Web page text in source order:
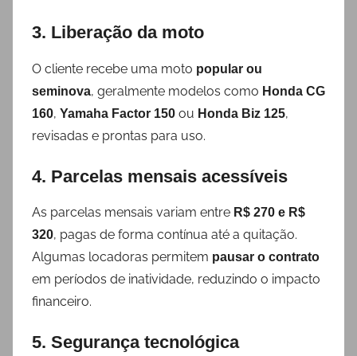
3. Liberação da moto
O cliente recebe uma moto popular ou
seminova, geralmente modelos como Honda CG
160, Yamaha Factor 150 ou Honda Biz 125,
revisadas e prontas para uso.
4. Parcelas mensais acessíveis
As parcelas mensais variam entre R$ 270 e R$
320, pagas de forma contínua até a quitação.
Algumas locadoras permitem pausar o contrato
em períodos de inatividade, reduzindo o impacto
financeiro.
5. Segurança tecnológica